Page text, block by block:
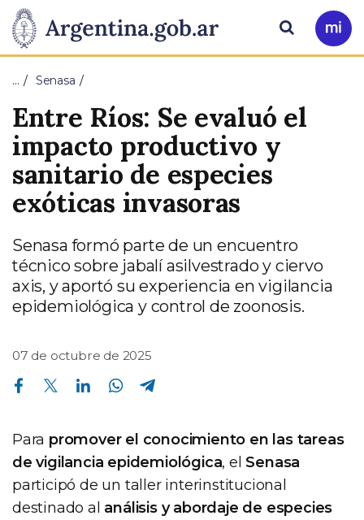
Presidencia
de
la
Nación
Pasar al contenido principal
Ir
a
Buscar
… Senasa
Entre Ríos: Se evaluó el
impacto productivo y
sanitario de especies
exóticas invasoras
Senasa formó parte de un encuentro
técnico sobre jabalí asilvestrado y ciervo
axis, y aportó su experiencia en vigilancia
epidemiológica y control de zoonosis.
07 de octubre de 2025
Compartir en Facebook Compartir en Twitter Compartir en Linkedin Compartir en Whatsapp
Para promover el conocimiento en las tareas
de vigilancia epidemiológica, elSenasa
participó de un taller interinstitucional
destinado al análisis y abordaje de especies